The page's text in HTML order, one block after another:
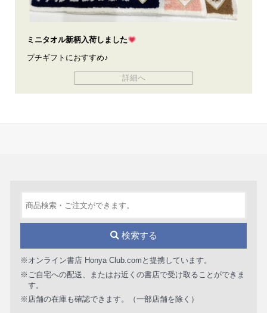
ミニタオル新柄入荷しました
プチギフトにおすすめ♪
詳細へ
検索する
※オンライン書店 Honya Club.comと提携しています。
※ご自宅への配送、またはお近くの書店で受け取ることができま
す。
※店舗の在庫も確認できます。（一部店舗を除く）